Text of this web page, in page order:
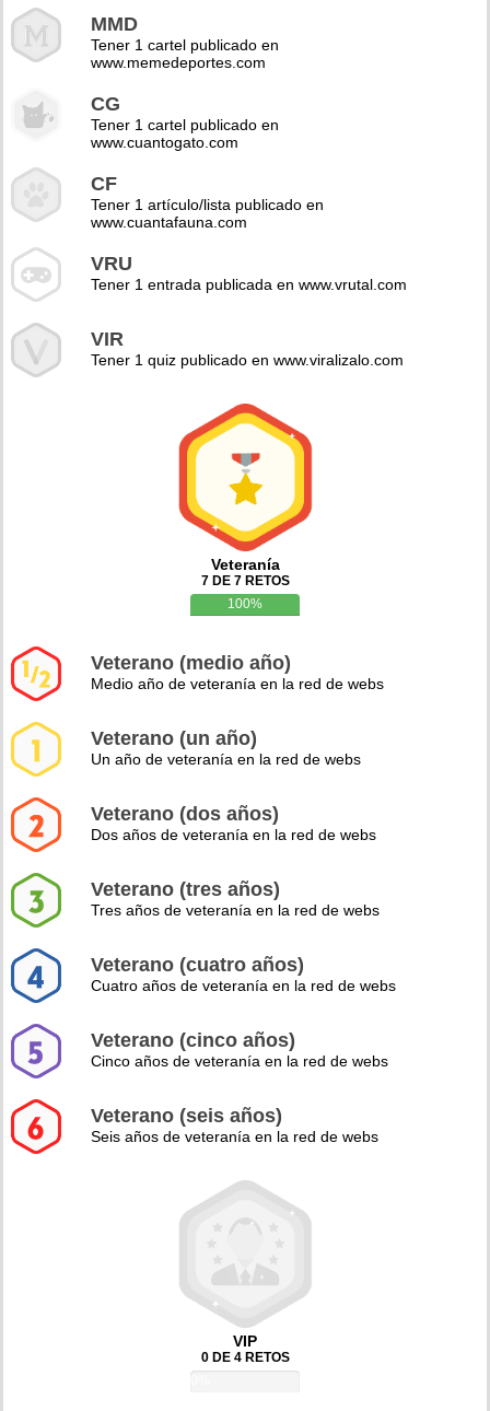
MMD
Tener 1 cartel publicado en
www.memedeportes.com
CG
Tener 1 cartel publicado en
www.cuantogato.com
CF
Tener 1 artículo/lista publicado en
www.cuantafauna.com
VRU
Tener 1 entrada publicada en www.vrutal.com
VIR
Tener 1 quiz publicado en www.viralizalo.com
Veteranía
7 DE 7 RETOS
100%
Veterano (medio año)
Medio año de veteranía en la red de webs
Veterano (un año)
Un año de veteranía en la red de webs
Veterano (dos años)
Dos años de veteranía en la red de webs
Veterano (tres años)
Tres años de veteranía en la red de webs
Veterano (cuatro años)
Cuatro años de veteranía en la red de webs
Veterano (cinco años)
Cinco años de veteranía en la red de webs
Veterano (seis años)
Seis años de veteranía en la red de webs
VIP
0 DE 4 RETOS